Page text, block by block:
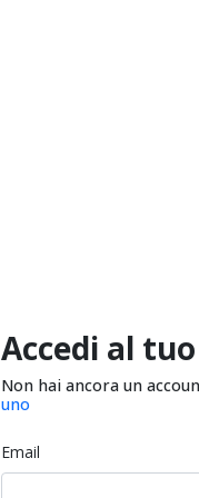
Accedi al
Non hai ancora un
uno
Email